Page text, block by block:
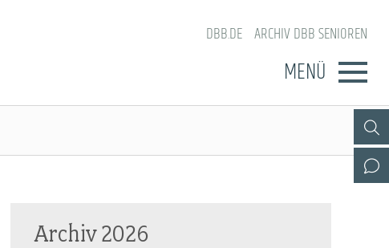
DBB.DE ARCHIV DBB SENIOREN
MENÜ
Archiv 2026